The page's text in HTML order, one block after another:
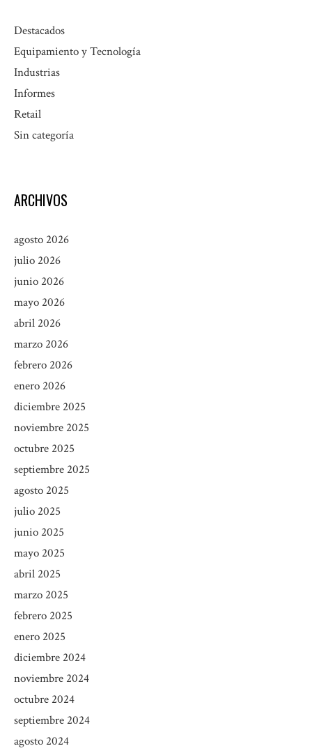
Destacados
Equipamiento y Tecnología
Industrias
Informes
Retail
Sin categoría
ARCHIVOS
agosto 2026
julio 2026
junio 2026
mayo 2026
abril 2026
marzo 2026
febrero 2026
enero 2026
diciembre 2025
noviembre 2025
octubre 2025
septiembre 2025
agosto 2025
julio 2025
junio 2025
mayo 2025
abril 2025
marzo 2025
febrero 2025
enero 2025
diciembre 2024
noviembre 2024
octubre 2024
septiembre 2024
agosto 2024